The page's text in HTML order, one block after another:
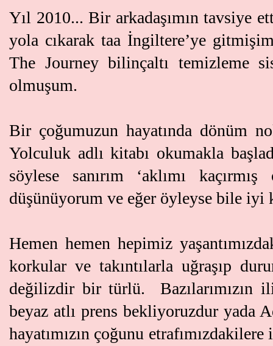
Yıl 2010... Bir arkadaşımın tavsiye
yola cıkarak taa İngiltere’ye
The Journey bilinçaltı temizleme
olmuşum.
Bir çoğumuzun hayatında dönüm
Yolculuk adlı kitabı okumakla
söylese sanırım ‘aklımı
düşünüyorum ve eğer öyleyse bile
Hemen hemen hepimiz
korkular ve takıntılarla uğraşıp
değilizdir bir türlü. Bazılarımızın
beyaz atlı prens bekliyoruzdur yada
hayatımızın çoğunu